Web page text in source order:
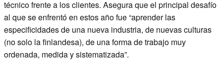
técnico frente a los clientes. Asegura que el principal desafío
al que se enfrentó en estos año fue “aprender las
especificidades de una nueva industria, de nuevas culturas
(no solo la finlandesa), de una forma de trabajo muy
ordenada, medida y sistematizada”.